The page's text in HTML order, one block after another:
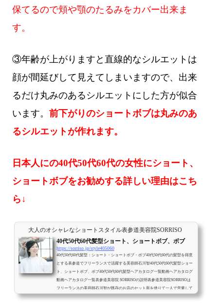
保てるので頬や顎のたるみをカバー出来ま
す。
③年齢が上がりますと直線的なシルエットは
顔が間延びして見えてしまいますので、出来
るだけ丸みのあるシルエットにした方が似合
います。 前下がりのショートボブは丸みのあ
るシルエットが作れます。
日本人にの40代50代60代の女性にショート、
ショートボブをお勧めする詳しい理由はこち
ら↓
大人のオシャレなショートスタイル表参道美容院SORRISO
40代50代60代髪型ショート、ショートボブ、ボブ
https://sorriso.jp/style405060
40代50代60代髪型：ショート・ショートボブ・ボブ40代50代60代の髪型を得意
とする表参道でフリーランスで活躍する美容師石川智40代50代60代髪型ショー
ト、ショートボブ、ボブ40代50代60代髪型ヘアカタログ一覧動画ヘアカタログ
動画ヘアカタログ一覧表参道美容院 SORRISOの説明表参道美容院SORRISOは
フリーランスの美容師石川智が既存のお店のセット面を借りて一人で営業して
いる美容院です。最初から最後まで美容師石川智が一人で対応させて頂きま